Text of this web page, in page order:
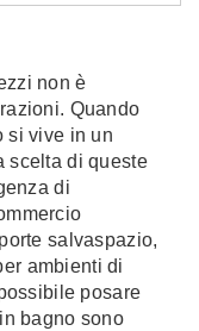
non è
Quando
si vive in un
scelta di queste
di
salvaspazio,
ambienti di
posare
bagno sono